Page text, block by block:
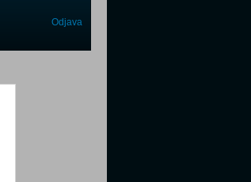
Odjava